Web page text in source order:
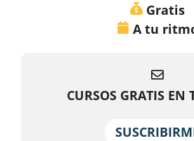
Gratis
A tu
CURSOS GRATIS EN